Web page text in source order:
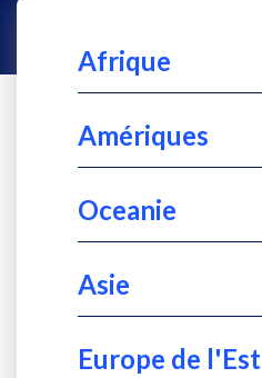
Afrique
Amériques
Oceanie
Asie
Europe de l'Est